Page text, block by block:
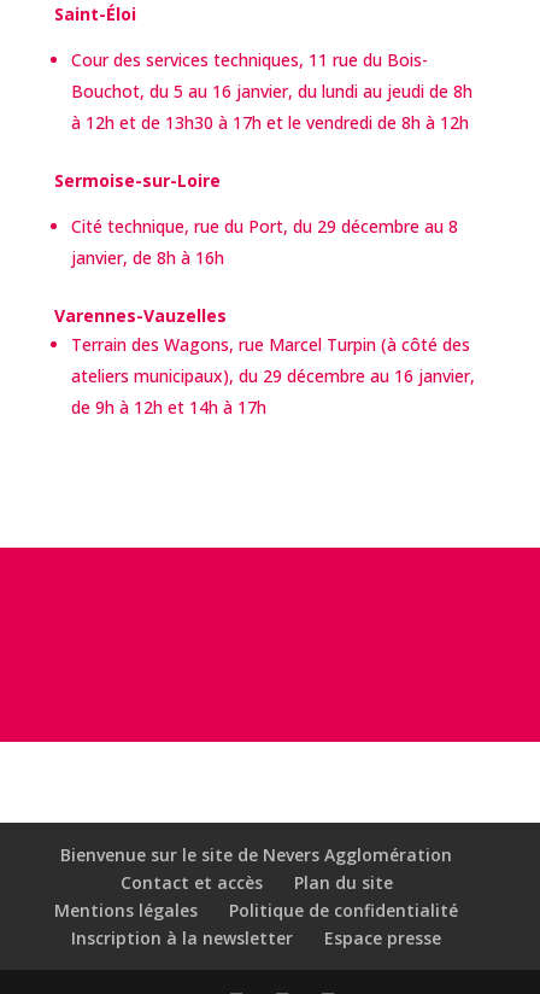
Saint-Éloi
Cour des services techniques, 11 rue du Bois-
Bouchot, du 5 au 16 janvier, du lundi au jeudi de 8h
à 12h et de 13h30 à 17h et le vendredi de 8h à 12h
Sermoise-sur-Loire
Cité technique, rue du Port, du 29 décembre au 8
janvier, de 8h à 16h
Varennes-Vauzelles
Terrain des Wagons, rue Marcel Turpin (à côté des
ateliers municipaux), du 29 décembre au 16 janvier,
de 9h à 12h et 14h à 17h
Bienvenue sur le site de Nevers Agglomération
Contact et accès
Plan du site
Mentions légales
Politique de confidentialité
Inscription à la newsletter
Espace presse